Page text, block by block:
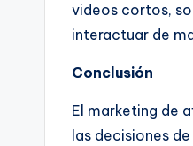
videos cortos,
interactuar de
Conclusión
El marketing de
las decisiones